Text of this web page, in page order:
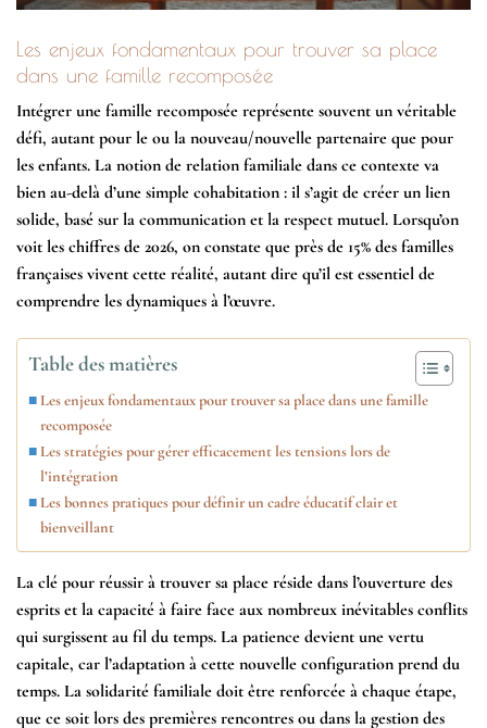
Les enjeux fondamentaux pour trouver sa place
dans une famille recomposée
Intégrer une famille recomposée représente souvent un véritable
défi, autant pour le ou la nouveau/nouvelle partenaire que pour
les enfants. La notion de relation familiale dans ce contexte va
bien au-delà d’une simple cohabitation : il s’agit de créer un lien
solide, basé sur la communication et la respect mutuel. Lorsqu’on
voit les chiffres de 2026, on constate que près de 15% des familles
françaises vivent cette réalité, autant dire qu’il est essentiel de
comprendre les dynamiques à l’œuvre.
Table des matières
Les enjeux fondamentaux pour trouver sa place dans une famille
recomposée
Les stratégies pour gérer efficacement les tensions lors de
l’intégration
Les bonnes pratiques pour définir un cadre éducatif clair et
bienveillant
La clé pour réussir à trouver sa place réside dans l’ouverture des
esprits et la capacité à faire face aux nombreux inévitables conflits
qui surgissent au fil du temps. La patience devient une vertu
capitale, car l’adaptation à cette nouvelle configuration prend du
temps. La solidarité familiale doit être renforcée à chaque étape,
que ce soit lors des premières rencontres ou dans la gestion des